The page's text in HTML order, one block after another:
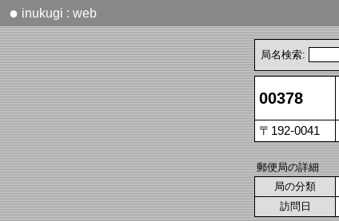
● inukugi : web
局名検索:
00378
〒192-0041
郵便局の詳細
局の分類
訪問日